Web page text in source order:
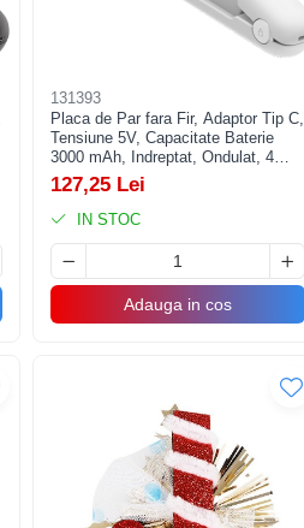
131393
Placa de Par fara Fir, Adaptor Tip C,
Tensiune 5V, Capacitate Baterie
3000 mAh, Indreptat, Ondulat, 4
Trepte de Temperatura, 21.8 x 3.1 x
3.4.1 cm, Alb
127,25 Lei
IN STOC
Adauga in cos